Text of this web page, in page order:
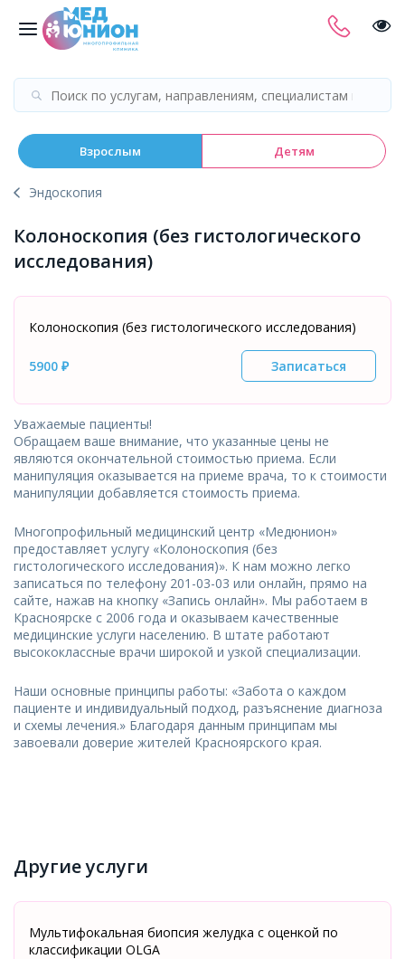
Взрослым Детям
Эндоскопия
Колоноскопия (без гистологического
исследования)
Колоноскопия (без гистологического исследования)
5900 ₽ Записаться
Уважаемые пациенты!
Обращаем ваше внимание, что указанные цены не
являются окончательной стоимостью приема. Если
манипуляция оказывается на приеме врача, то к стоимости
манипуляции добавляется стоимость приема.
Многопрофильный медицинский центр «Медюнион»
предоставляет услугу «Колоноскопия (без
гистологического исследования)». К нам можно легко
записаться по телефону 201-03-03 или онлайн, прямо на
сайте, нажав на кнопку «Запись онлайн». Мы работаем в
Красноярске с 2006 года и оказываем качественные
медицинские услуги населению. В штате работают
высококлассные врачи широкой и узкой специализации.
Наши основные принципы работы: «Забота о каждом
пациенте и индивидуальный подход, разъяснение диагноза
и схемы лечения.» Благодаря данным принципам мы
завоевали доверие жителей Красноярского края.
Другие услуги
Мультифокальная биопсия желудка с оценкой по
классификации OLGA